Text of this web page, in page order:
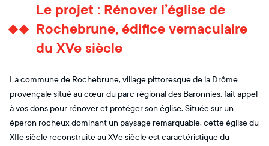
Le projet : Rénover l’église de
Rochebrune, édifice vernaculaire
du XVe siècle
La commune de Rochebrune, village pittoresque de la Drôme
provençale situé au cœur du parc régional des Baronnies, fait appel
à vos dons pour rénover et protéger son église. Située sur un
éperon rocheux dominant un paysage remarquable, cette église du
XIIe siècle reconstruite au XVe siècle est caractéristique du